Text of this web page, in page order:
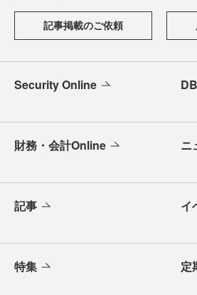
記事掲載のご依頼
Security Online
財務・会計Online ニ
記事 イ
特集 定